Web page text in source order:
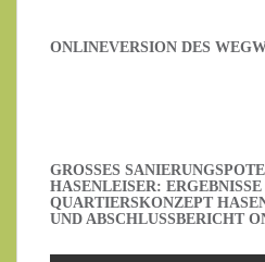
ONLINEVERSION DES
GROSSES
ASENLEISER: ERGEBNISSE
UARTIERSKONZEPT
ND ABSCHLUSSBERICHT